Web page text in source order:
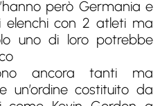
però Germania e
elenchi con 2 atleti ma
uno di loro potrebbe
ancora tanti ma
un’ordine costituito da